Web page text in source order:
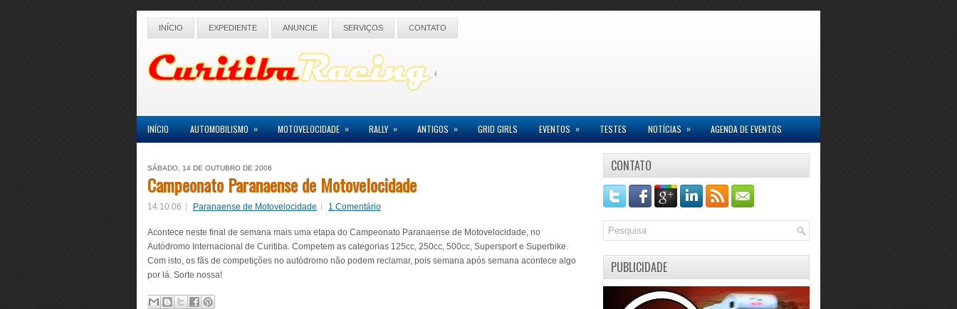
INÍCIO EXPEDIENTE ANUNCIE SERVIÇOS CONTATO
INÍCIO AUTOMOBILISMO » MOTOVELOCIDADE » RALLY » ANTIGOS » GRID GIRLS EVENTOS » TESTES NOTÍCIAS » AGENDA DE EVENTOS
SÁBADO, 14 DE OUTUBRO DE 2006
Campeonato Paranaense de Motovelocidade
14.10.06 Paranaense de Motovelocidade 1 Comentário
Acontece neste final de semana mais uma etapa do Campeonato Paranaense de Motovelocidade, no
Autódromo Internacional de Curitiba. Competem as categorias 125cc, 250cc, 500cc, Supersport e Superbike.
Com isto, os fãs de competições no autódromo não podem reclamar, pois semana após semana acontece algo
por lá. Sorte nossa!
CONTATO
PUBLICIDADE